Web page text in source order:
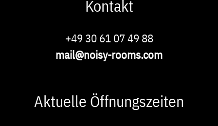
Kontakt
+49 30 61 07 49 88
mail@noisy-rooms.com
Aktuelle Öffnungszeiten